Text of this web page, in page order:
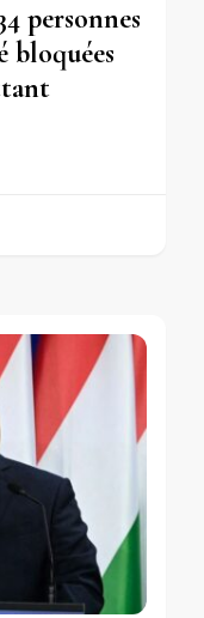
personnes
bloquées